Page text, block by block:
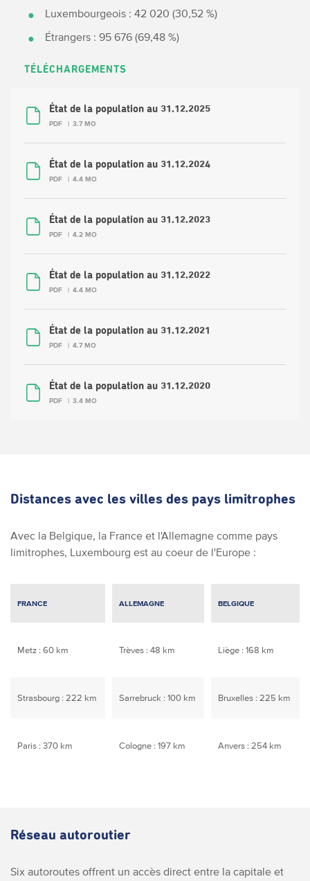
Luxembourgeois : 42 020 (30,52 %)
Étrangers : 95 676 (69,48 %)
TÉLÉCHARGEMENTS
État de la population au 31.12.2025
PDF 3.7 MO
État de la population au 31.12.2024
PDF 4.4 MO
État de la population au 31.12.2023
PDF 4.2 MO
État de la population au 31.12.2022
PDF 4.4 MO
État de la population au 31.12.2021
PDF 4.7 MO
État de la population au 31.12.2020
PDF 3.4 MO
Distances avec les villes des pays limitrophes
Avec la Belgique, la France et l'Allemagne comme pays
limitrophes, Luxembourg est au coeur de l'Europe :
FRANCE ALLEMAGNE BELGIQUE
Metz : 60 km Trèves : 48 km Liège : 168 km
Strasbourg : 222 km Sarrebruck : 100 km Bruxelles : 225 km
Paris : 370 km Cologne : 197 km Anvers : 254 km
Réseau autoroutier
Six autoroutes offrent un accès direct entre la capitale et